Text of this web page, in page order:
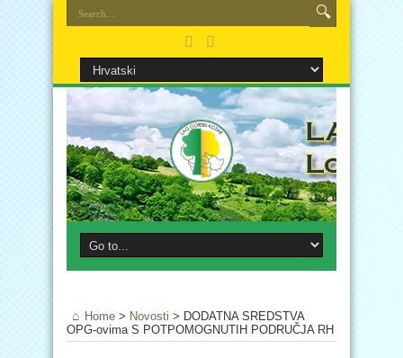
Home > Novosti > DODATNA SREDSTVA
OPG-ovima S POTPOMOGNUTIH PODRUČJA RH